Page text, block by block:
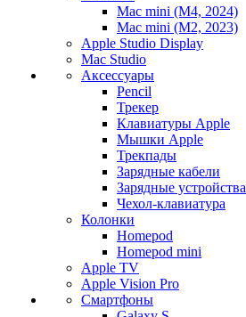
Mac mini (M4, 2024)
Mac mini (M2, 2023)
Apple Studio Display
Mac Studio
Аксессуары
Pencil
Трекер
Клавиатуры Apple
Мышки Apple
Трекпады
Зарядные кабели
Зарядные устройства
Чехол-клавиатура
Колонки
Homepod
Homepod mini
Apple TV
Apple Vision Pro
Смартфоны